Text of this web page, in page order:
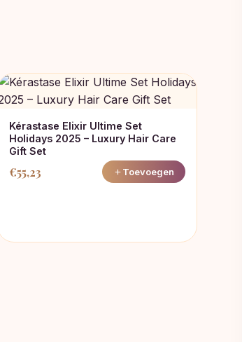
Kérastase Elixir Ultime Set
Holidays 2025 – Luxury Hair Care
Gift Set
€55,23 Toevoegen